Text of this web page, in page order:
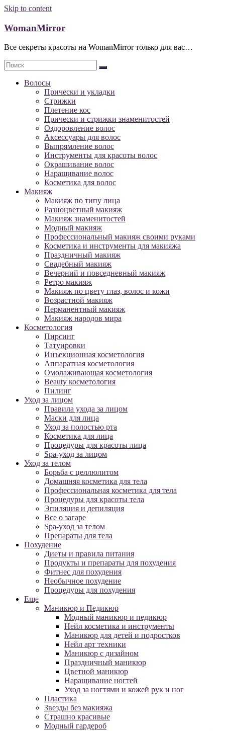
Skip to content
WomanMirror
Все секреты красоты на WomanMirror только для вас…
Волосы
Прически и укладки
Стрижки
Плетение кос
Прически и стрижки знаменитостей
Оздоровление волос
Аксессуары для волос
Выпрямление волос
Инструменты для красоты волос
Окрашивание волос
Наращивание волос
Косметика для волос
Макияж
Макияж по типу лица
Разноцветный макияж
Макияж знаменитостей
Модный макияж
Профессиональный макияж своими руками
Косметика и инструменты для макияжа
Праздничный макияж
Свадебный макияж
Вечерний и повседневный макияж
Ретро макияж
Макияж по цвету глаз, волос и кожи
Возрастной макияж
Перманентный макияж
Макияж народов мира
Косметология
Пирсинг
Татуировки
Инъекционная косметология
Аппаратная косметология
Омолаживающая косметология
Beauty косметология
Пилинг
Уход за лицом
Правила ухода за лицом
Маски для лица
Уход за полостью рта
Косметика для лица
Процедуры для красоты лица
Spa-уход за лицом
Уход за телом
Борьба с целлюлитом
Домашняя косметика для тела
Профессиональная косметика для тела
Процедуры для красоты тела
Эпиляция и депиляция
Все о загаре
Spa-уход за телом
Препараты для тела
Похудение
Диеты и правила питания
Продукты и препараты для похудения
Фитнес для похудения
Необычное похудение
Процедуры для похудения
Еще
Маникюр и Педикюр
Модный маникюр и педикюр
Нейл косметика и инструменты
Маникюр для детей и подростков
Нейл арт техники
Маникюр с дизайном
Праздничный маникюр
Цветной маникюр
Наращивание ногтей
Уход за ногтями и кожей рук и ног
Пластика
Звезды без макияжа
Страшно красивые
Модный гардероб